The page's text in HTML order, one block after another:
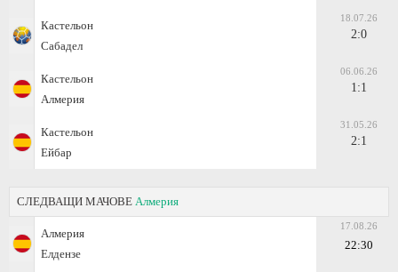
Кастельон
Сабадел
18.07.26
2:0
Кастельон
Алмерия
06.06.26
1:1
Кастельон
Ейбар
31.05.26
2:1
СЛЕДВАЩИ МАЧОВЕ Алмерия
Алмерия
Елдензе
17.08.26
22:30